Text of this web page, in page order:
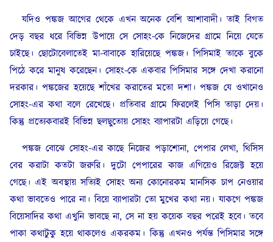
যদিও পঙ্কজ আগের থেকে এখন অনেক বেশি আশাবাদী। তাই বিগত
দেড় বছর ধরে বিভিন্ন উপায়ে সে সোহং-কে নিজেদের গ্রামে নিয়ে যেতে
চাইছে। ছোটোবেলাতেই মা-বাবাকে হারিয়েছে পঙ্কজ। পিসিমাই তাকে বুকে
পিঠে করে মানুষ করেছেন। সোহং-কে একবার পিসিমার সঙ্গে দেখা করানো
দরকার। পঙ্কজের হয়েছে শাঁখের করাতের মতো দশা। পঙ্কজ যে ওখানেও
সোহং-এর কথা বলে রেখেছে। প্রতিবার গ্রামে ফিরলেই পিসি তাড়া দেয়।
কিন্তু প্রত্যেকবারই বিভিন্ন ছলছুতোয় সোহং ব্যাপারটা এড়িয়ে গেছে।
পঙ্কজ বোঝে সোহং-এর কাছে নিজের পড়াশোনা, পেপার লেখা, থিসিস
বের করাটা কতটা জরুরি। দুটো পেপারের কাজ এগিয়েও রিজেক্ট হয়ে
গেছে। এই অবস্থায় সত্যিই সোহং অন্য কোনোরকম মানসিক চাপ নেওয়ার
কথা ভাবতেও পারে না। বিয়ে ব্যাপারটা তো মুখের কথা নয়। যাকগে পঙ্কজ
বিয়েসাদির কথা এখুনি ভাবছে না, সে না হয় কয়েক বছর পরেই হবে। তবে
পাকা কথাটুকু হয়ে থাকলেও একরকম। কিন্তু এখনও পর্যন্ত পিসিমার সঙ্গে